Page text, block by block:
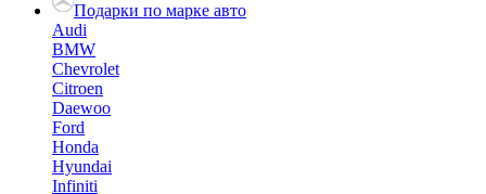
Подарки по марке авто
Audi
BMW
Chevrolet
Citroen
Daewoo
Ford
Honda
Hyundai
Infiniti